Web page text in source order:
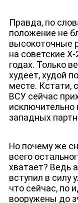
ДЕПУТАТЫ
Правда, по
положение не
высокоточные
на советские
годах. Только
худеет, худой
месте. Кстати,
ВСУ сейчас
исключительно
западных
Но почему же
всего
хватает? Ведь
вступил в силу
что сейчас, по
вооружены до